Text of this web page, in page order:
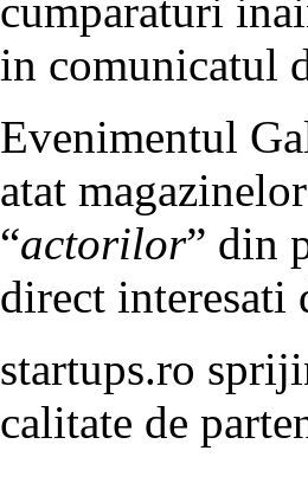
cumparaturi
in comunicatul
Evenimentul
atat
“actorilor” din
direct interesati
startups.ro
calitate de